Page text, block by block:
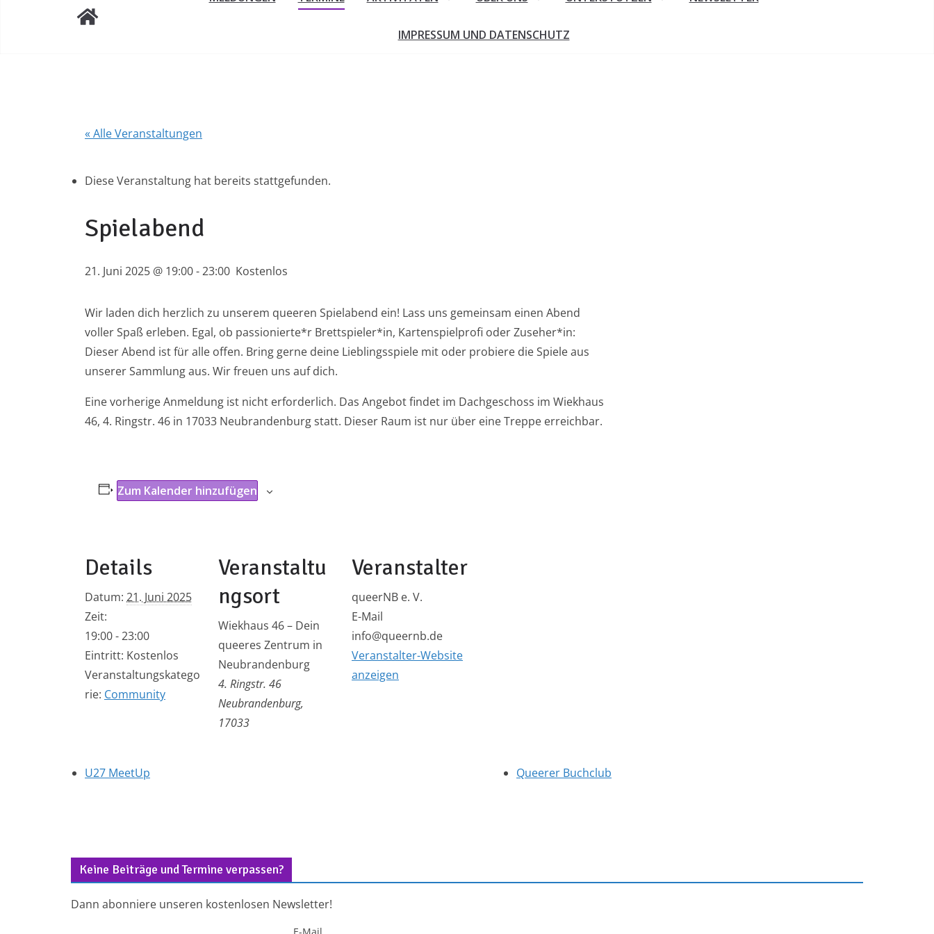
IMPRESSUM UND DATENSCHUTZ
« Alle Veranstaltungen
Diese Veranstaltung hat bereits stattgefunden.
Spielabend
21. Juni 2025 @ 19:00-23:00 Kostenlos
Wir laden dich herzlich zu unserem queeren Spielabend ein! Lass uns gemeinsam einen Abend
voller Spaß erleben. Egal, ob passionierte*r Brettspieler*in, Kartenspielprofi oder Zuseher*in:
Dieser Abend ist für alle offen. Bring gerne deine Lieblingsspiele mit oder probiere die Spiele aus
unserer Sammlung aus. Wir freuen uns auf dich.
Eine vorherige Anmeldung ist nicht erforderlich. Das Angebot findet im Dachgeschoss im Wiekhaus
46, 4. Ringstr. 46 in 17033 Neubrandenburg statt. Dieser Raum ist nur über eine Treppe erreichbar.
Zum Kalender hinzufügen
Details
Datum: 21. Juni 2025
Zeit:
19:00 - 23:00
Eintritt: Kostenlos
Veranstaltungskatego
rie: Community
Veranstaltu
ngsort
Wiekhaus 46 – Dein
queeres Zentrum in
Neubrandenburg
4. Ringstr. 46
Neubrandenburg,
17033
Veranstalter
queerNB e. V.
E-Mail
info@queernb.de
Veranstalter-Website
anzeigen
U27 MeetUp Queerer Buchclub
Keine Beiträge und Termine verpassen?
Dann abonniere unseren kostenlosen Newsletter!